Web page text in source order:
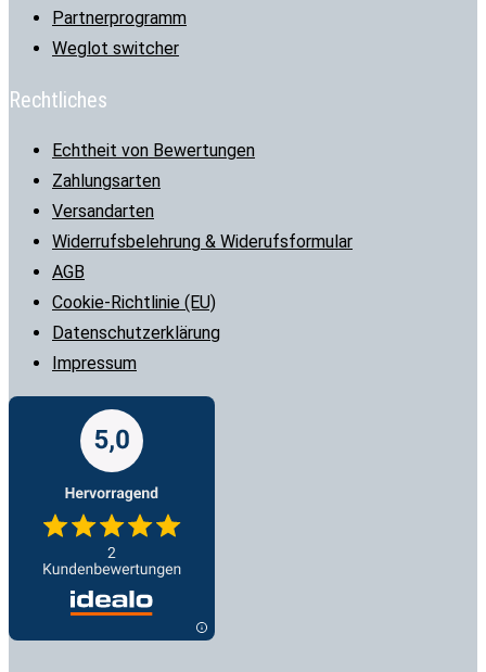
Partnerprogramm
Weglot switcher
Rechtliches
Echtheit von Bewertungen
Zahlungsarten
Versandarten
Widerrufsbelehrung & Widerufsformular
AGB
Cookie-Richtlinie (EU)
Datenschutzerklärung
Impressum